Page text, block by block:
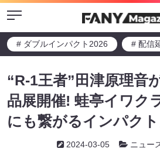
Menu
# ダブルインパクト2026 # 配信
“R-1王者”田津原理音
品展開催! 蛙亭イワク
にも繋がるインパクト
2024-03-05 ニュー